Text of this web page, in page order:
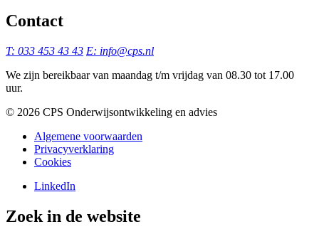
Contact
T: 033 453 43 43 E: info@cps.nl
We zijn bereikbaar van maandag t/m vrijdag van 08.30 tot 17.00
uur.
©️ 2026 CPS Onderwijsontwikkeling en advies
Algemene voorwaarden
Privacyverklaring
Cookies
LinkedIn
Zoek in de website